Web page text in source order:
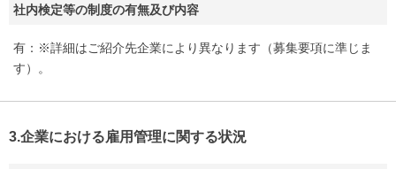
社内検定等の制度の有無及び内容
有：※詳細はご紹介先企業により異なります（募集要項に準じま
す）。
3.企業における雇用管理に関する状況